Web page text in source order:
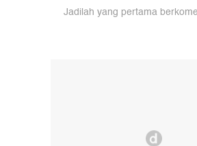
Jadilah yang pertama